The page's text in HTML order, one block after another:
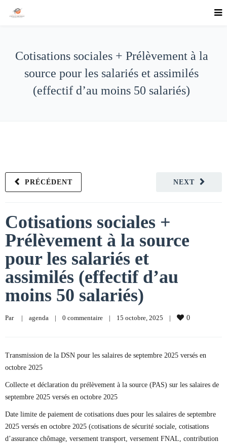
Cotisations sociales + Prélèvement à la
source pour les salariés et assimilés
(effectif d’au moins 50 salariés)
NEXT
PRÉCÉDENT
Cotisations sociales +
Prélèvement à la source
pour les salariés et
assimilés (effectif d’au
moins 50 salariés)
Par | agenda | 0 commentaire | 15 octobre, 2025 | 0
Transmission de la DSN pour les salaires de septembre 2025 versés en
octobre 2025
Collecte et déclaration du prélèvement à la source (PAS) sur les salaires de
septembre 2025 versés en octobre 2025
Date limite de paiement de cotisations dues pour les salaires de septembre
2025 versés en octobre 2025 (cotisations de sécurité sociale, cotisations
d’assurance chômage, versement transport, versement FNAL, contribution